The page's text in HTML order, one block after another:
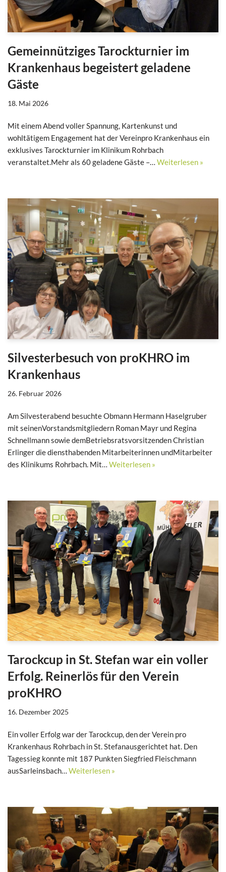
Gemeinnütziges Tarockturnier im
Krankenhaus begeistert geladene
Gäste
18. Mai 2026
Mit einem Abend voller Spannung, Kartenkunst und
wohltätigem Engagement hat der Vereinpro Krankenhaus ein
exklusives Tarockturnier im Klinikum Rohrbach
veranstaltet.Mehr als 60 geladene Gäste –… Weiterlesen »
Silvesterbesuch von proKHRO im
Krankenhaus
26. Februar 2026
Am Silvesterabend besuchte Obmann Hermann Haselgruber
mit seinenVorstandsmitgliedern Roman Mayr und Regina
Schnellmann sowie demBetriebsratsvorsitzenden Christian
Erlinger die diensthabenden Mitarbeiterinnen undMitarbeiter
des Klinikums Rohrbach. Mit… Weiterlesen »
Tarockcup in St. Stefan war ein voller
Erfolg. Reinerlös für den Verein
proKHRO
16. Dezember 2025
Ein voller Erfolg war der Tarockcup, den der Verein pro
Krankenhaus Rohrbach in St. Stefanausgerichtet hat. Den
Tagessieg konnte mit 187 Punkten Siegfried Fleischmann
ausSarleinsbach… Weiterlesen »